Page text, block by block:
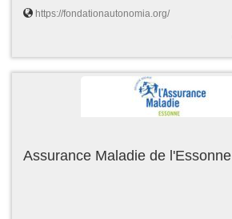
https://fondationautonomia.org/
Assurance Maladie de l'Essonne